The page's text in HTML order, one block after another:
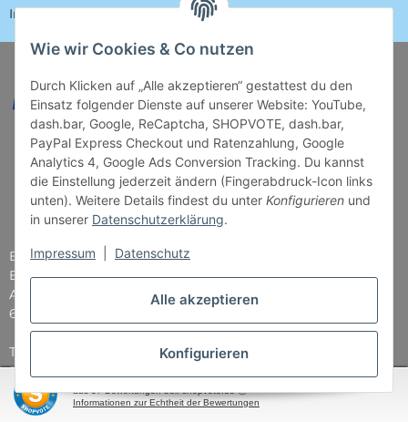
Alle akzeptieren
Konfigurieren
Wie wir Cookies & Co nutzen
Durch Klicken auf „Alle akzeptieren“ gestattest du den
Einsatz folgender Dienste auf unserer Website: YouTube,
dash.bar, Google, ReCaptcha, SHOPVOTE, dash.bar,
PayPal Express Checkout und Ratenzahlung, Google
Analytics 4, Google Ads Conversion Tracking. Du kannst
die Einstellung jederzeit ändern (Fingerabdruck-Icon links
unten). Weitere Details findest du unter Konfigurieren und
in unserer Datenschutzerklärung.
Impressum Datenschutz
Impressum
Brettspiel-Paradies
Bender & Lipkowski GbR
Am Straßbach 5
61169 Friedberg
Tel: 06031 - 7907979
E-Mail: info@Brettspiel-Paradies.de
Öffnungszeiten
SEHR GUT (4.87 / 5)
aus37Bewertungen bei: shopvote.de ⓘ
Informationen zur Echtheit der Bewertungen